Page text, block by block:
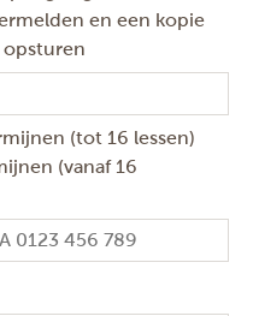
en een kopie
opsturen
(tot 16 lessen)
(vanaf 16